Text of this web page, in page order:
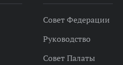
Совет Федерации
Руководство
Совет Палаты